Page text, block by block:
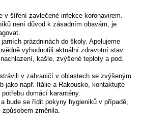
v šíření zavlečené infekce koronavirem.
není důvod k zásadním obavám, je
prázdninách do školy. Apelujeme
vyhodnotili aktuální zdravotní stav
kašle, zvýšené teploty a pod.
v zahraničí v oblastech se zvýšeným
jako např. Itálie a Rakousko, kontaktujte
domácí karantény.
bude se řídit pokyny hygieniků v případě,
změnila.